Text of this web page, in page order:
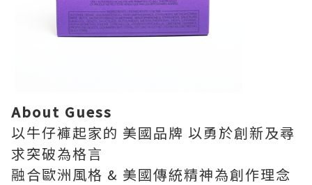
About Guess
以牛仔褲起家的 美國品牌 以勇於創新及尋
求突破為格言
融合歐洲風格 & 美國傳統精神為創作理念